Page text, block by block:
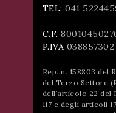
TEL: 041
C.F.
P.IVA
Rep. n. 158803 del
del Terzo Settore
dell’articolo 22 del
117 e degli articoli